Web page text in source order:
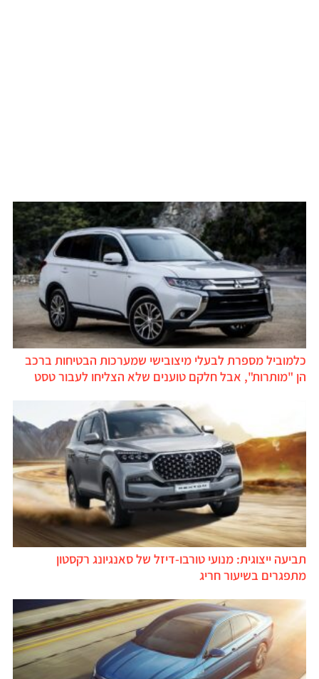
כלמוביל מספרת לבעלי מיצובישי שמערכות הבטיחות ברכב
הן "מותרות", אבל חלקם טוענים שלא הצליחו לעבור טסט
תביעה ייצוגית: מנועי טורבו-דיזל של סאנגיונג רקסטון
מתפגרים בשיעור חריג